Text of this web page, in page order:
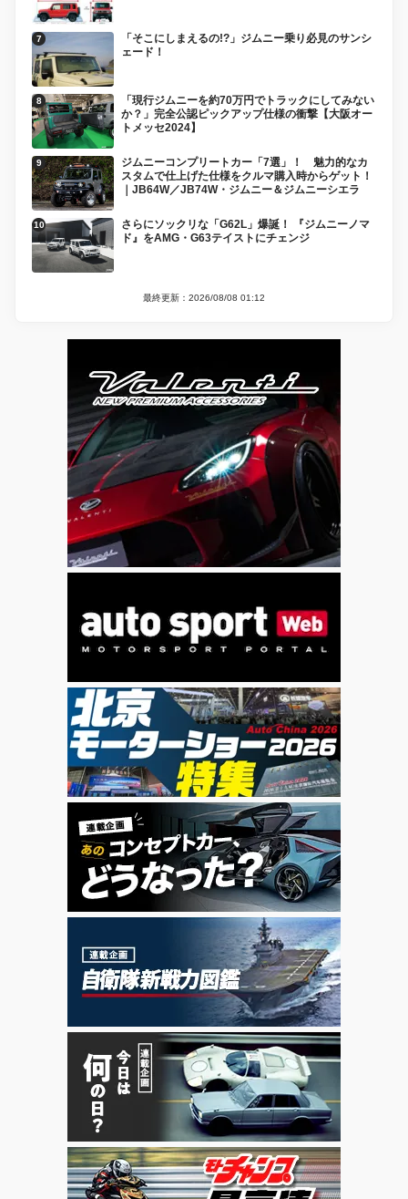
「そこにしまえるの!?」ジムニー乗り必見のサンシ
ェード！
「現行ジムニーを約70万円でトラックにしてみない
か？」完全公認ピックアップ仕様の衝撃【大阪オー
トメッセ2024】
ジムニーコンプリートカー「7選」！ 魅力的なカ
スタムで仕上げた仕様をクルマ購入時からゲット！
｜JB64W／JB74W・ジムニー＆ジムニーシエラ
さらにソックリな「G62L」爆誕！ 『ジムニーノマ
ド』をAMG・G63テイストにチェンジ
最終更新：2026/08/08 01:12